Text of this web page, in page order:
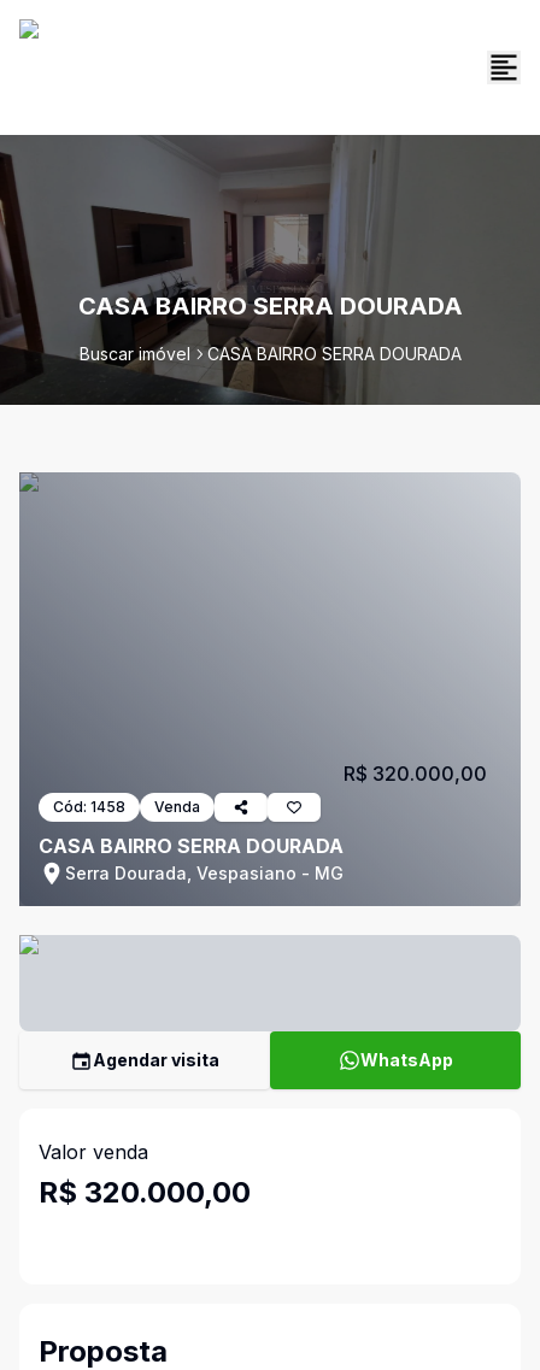
CASA BAIRRO SERRA DOURADA
Buscar imóvel CASA BAIRRO SERRA DOURADA
Cód: 1458 Venda
CASA BAIRRO SERRA DOURADA
Serra Dourada, Vespasiano - MG
R$ 320.000,00
Agendar visita WhatsApp
Valor venda
R$ 320.000,00
Proposta